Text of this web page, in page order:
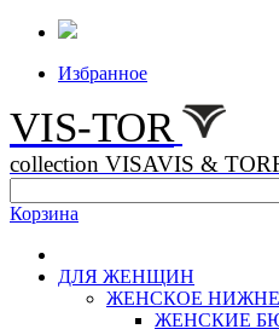
Избранное
VIS-TOR
collection VISAVIS &
Корзина
ДЛЯ ЖЕНЩИН
ЖЕНСКОЕ
ЖЕНСКИЕ